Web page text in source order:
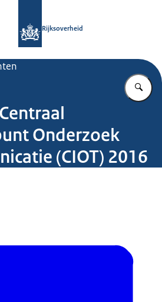
Rijksoverheid
Onderzoek
(CIOT) 2016